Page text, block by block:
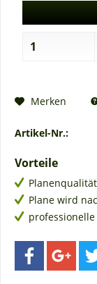
Merken
Artikel-Nr.:
Vorteile
Plane wird